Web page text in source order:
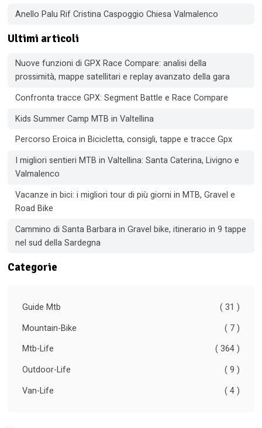
Anello Palu Rif Cristina Caspoggio Chiesa Valmalenco
Ultimi articoli
Nuove funzioni di GPX Race Compare: analisi della
prossimità, mappe satellitari e replay avanzato della gara
Confronta tracce GPX: Segment Battle e Race Compare
Kids Summer Camp MTB in Valtellina
Percorso Eroica in Bicicletta, consigli, tappe e tracce Gpx
I migliori sentieri MTB in Valtellina: Santa Caterina, Livigno e
Valmalenco
Vacanze in bici: i migliori tour di più giorni in MTB, Gravel e
Road Bike
Cammino di Santa Barbara in Gravel bike, itinerario in 9 tappe
nel sud della Sardegna
Categorie
Guide Mtb
( 31 )
Mountain-Bike
( 7 )
Mtb-Life
( 364 )
Outdoor-Life
( 9 )
Van-Life
( 4 )